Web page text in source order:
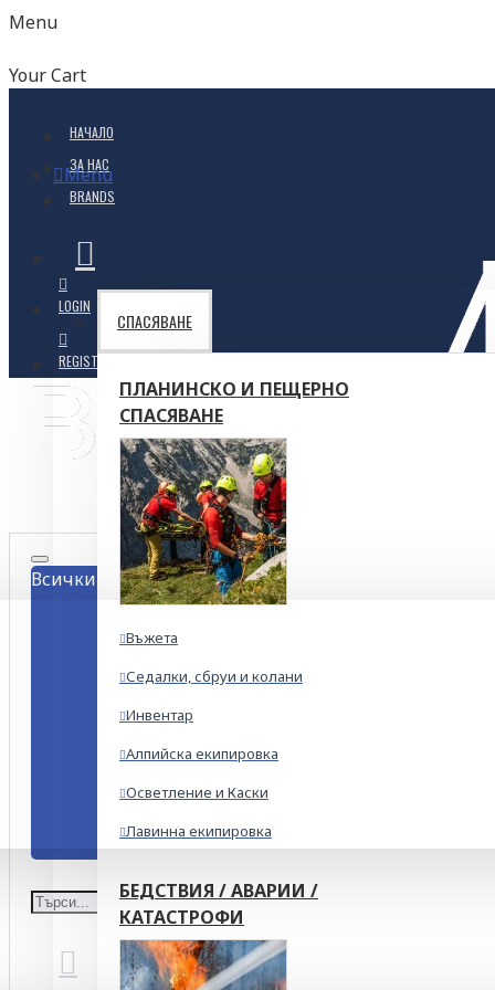
Menu
Your Cart
НАЧАЛО
ЗА НАС
BRANDS
Menu
СПАСЯВАНЕ
ПЛАНИНСКО И ПЕЩЕРНО
СПАСЯВАНЕ
Въжета
Седалки, сбруи и колани
Инвентар
Алпийска екипировка
Осветление и Каски
Лавинна екипировка
БЕДСТВИЯ / АВАРИИ /
КАТАСТРОФИ
Всички
LOGIN
REGISTER